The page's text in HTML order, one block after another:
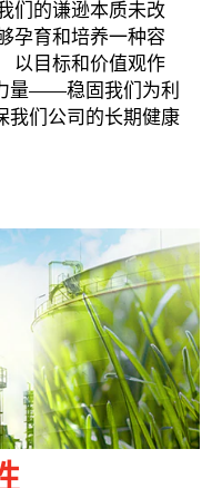
们的谦逊本质未改
孕育和培养一种容
以目标和价值观作
量——稳固我们为利
我们公司的长期健康